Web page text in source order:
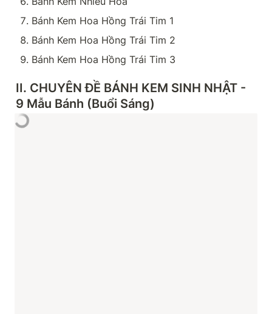
Bánh Kem Hoa Hồng Trái Tim 1
Bánh Kem Hoa Hồng Trái Tim 2
Bánh Kem Hoa Hồng Trái Tim 3
II. CHUYÊN ĐỀ BÁNH KEM SINH NHẬT -
9 Mẫu Bánh (Buổi Sáng)